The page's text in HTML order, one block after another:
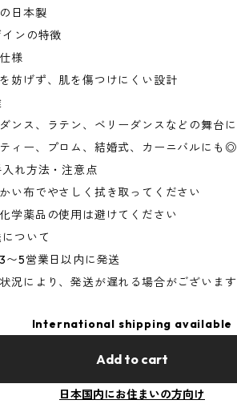
日本製
ンの特徴
様
妨げず、肌を傷つけにくい設計
ンス、ラテン、ベリーダンスなどの舞台に
ティー、プロム、結婚式、カーニバルにも◎
れ方法・注意点
い布でやさしく拭き取ってください
学薬品の使用は避けてください
ついて
〜5営業日以内に発送
況により、発送が遅れる場合がございます
International shipping available
Add to cart
日本国内にお住まいの方向け